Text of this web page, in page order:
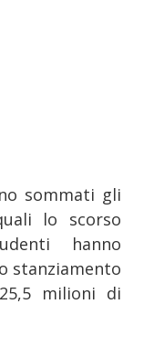
sommati gli
lo scorso
hanno
stanziamento
milioni di